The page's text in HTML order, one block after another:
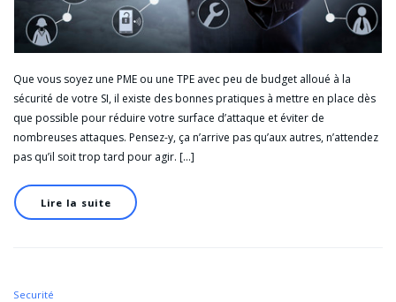
Que vous soyez une PME ou une TPE avec peu de budget alloué à la
sécurité de votre SI, il existe des bonnes pratiques à mettre en place dès
que possible pour réduire votre surface d’attaque et éviter de
nombreuses attaques. Pensez-y, ça n’arrive pas qu’aux autres, n’attendez
pas qu’il soit trop tard pour agir. […]
Lire la suite
Securité